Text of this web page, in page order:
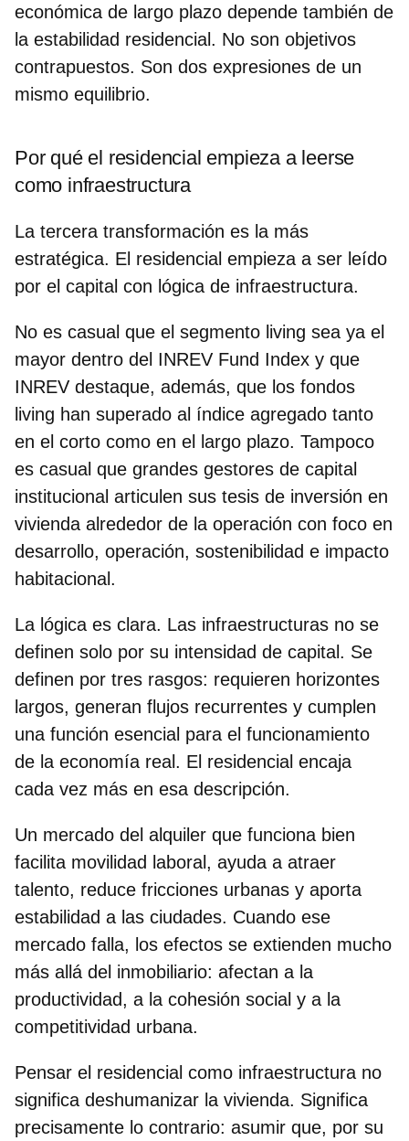
económica de largo plazo depende también de
la estabilidad residencial. No son objetivos
contrapuestos. Son dos expresiones de un
mismo equilibrio.
Por qué el residencial empieza a leerse
como infraestructura
La tercera transformación es la más
estratégica. El residencial empieza a ser leído
por el capital con lógica de infraestructura.
No es casual que el segmento living sea ya el
mayor dentro del INREV Fund Index y que
INREV destaque, además, que los fondos
living han superado al índice agregado tanto
en el corto como en el largo plazo. Tampoco
es casual que grandes gestores de capital
institucional articulen sus tesis de inversión en
vivienda alrededor de la operación con foco en
desarrollo, operación, sostenibilidad e impacto
habitacional.
La lógica es clara. Las infraestructuras no se
definen solo por su intensidad de capital. Se
definen por tres rasgos: requieren horizontes
largos, generan flujos recurrentes y cumplen
una función esencial para el funcionamiento
de la economía real. El residencial encaja
cada vez más en esa descripción.
Un mercado del alquiler que funciona bien
facilita movilidad laboral, ayuda a atraer
talento, reduce fricciones urbanas y aporta
estabilidad a las ciudades. Cuando ese
mercado falla, los efectos se extienden mucho
más allá del inmobiliario: afectan a la
productividad, a la cohesión social y a la
competitividad urbana.
Pensar el residencial como infraestructura no
significa deshumanizar la vivienda. Significa
precisamente lo contrario: asumir que, por su